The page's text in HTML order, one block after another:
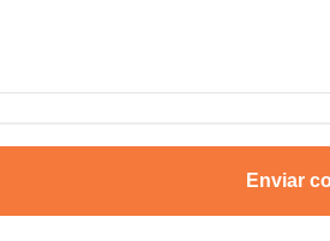
Enviar